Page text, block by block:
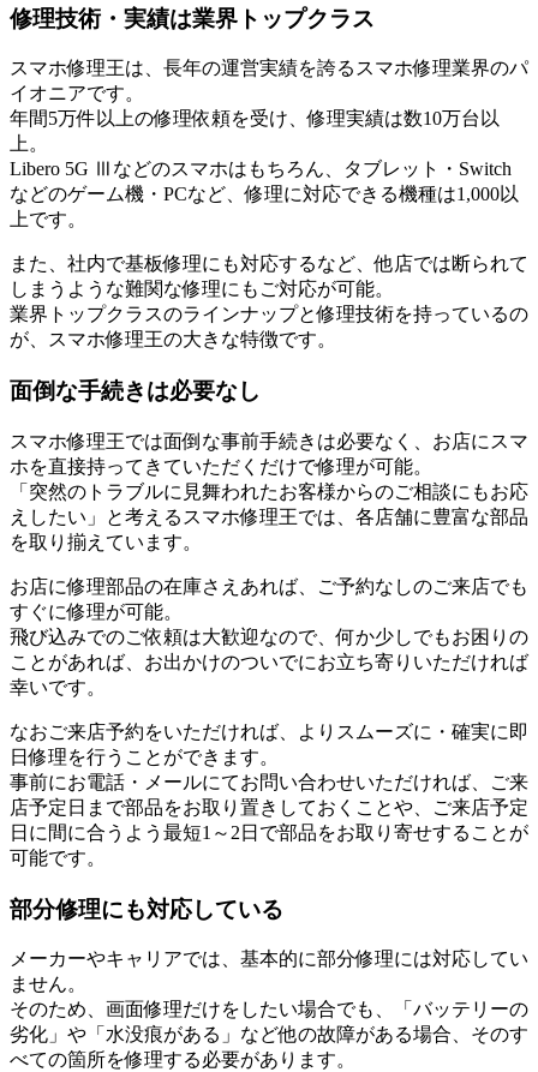
修理技術・実績は業界トップクラス
スマホ修理王は、長年の運営実績を誇るスマホ修理業界のパ
イオニアです。
年間5万件以上の修理依頼を受け、修理実績は数10万台以
上。
Libero 5G Ⅲなどのスマホはもちろん、タブレット・Switch
などのゲーム機・PCなど、修理に対応できる機種は1,000以
上です。
また、社内で基板修理にも対応するなど、他店では断られて
しまうような難関な修理にもご対応が可能。
業界トップクラスのラインナップと修理技術を持っているの
が、スマホ修理王の大きな特徴です。
面倒な手続きは必要なし
スマホ修理王では面倒な事前手続きは必要なく、お店にスマ
ホを直接持ってきていただくだけで修理が可能。
「突然のトラブルに見舞われたお客様からのご相談にもお応
えしたい」と考えるスマホ修理王では、各店舗に豊富な部品
を取り揃えています。
お店に修理部品の在庫さえあれば、ご予約なしのご来店でも
すぐに修理が可能。
飛び込みでのご依頼は大歓迎なので、何か少しでもお困りの
ことがあれば、お出かけのついでにお立ち寄りいただければ
幸いです。
なおご来店予約をいただければ、よりスムーズに・確実に即
日修理を行うことができます。
事前にお電話・メールにてお問い合わせいただければ、ご来
店予定日まで部品をお取り置きしておくことや、ご来店予定
日に間に合うよう最短1～2日で部品をお取り寄せすることが
可能です。
部分修理にも対応している
メーカーやキャリアでは、基本的に部分修理には対応してい
ません。
そのため、画面修理だけをしたい場合でも、「バッテリーの
劣化」や「水没痕がある」など他の故障がある場合、そのす
べての箇所を修理する必要があります。